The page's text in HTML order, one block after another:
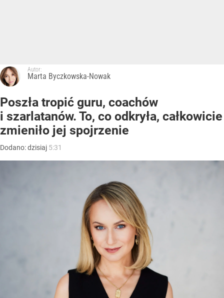
Autor:
Marta Byczkowska-Nowak
Poszła tropić guru, coachów
i szarlatanów. To, co odkryła, całkowicie
zmieniło jej spojrzenie
Dodano:dzisiaj 5:31